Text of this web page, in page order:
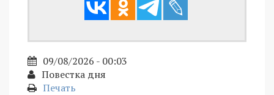
09/08/2026 - 00:03
Повестка дня
Печать